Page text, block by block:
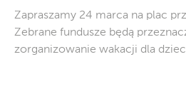
Zapraszamy 24 marca na plac
Zebrane fundusze będą
zorganizowanie wakacji dla